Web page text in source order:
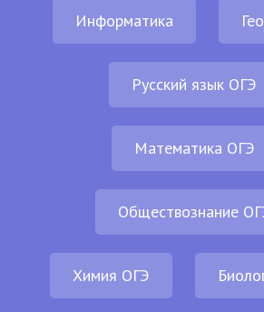
Информатика
Русский язык ОГЭ
Математика ОГЭ
Обществознание
Химия ОГЭ